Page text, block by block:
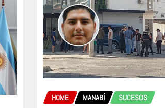
HOME MANABÍ SUCESOS